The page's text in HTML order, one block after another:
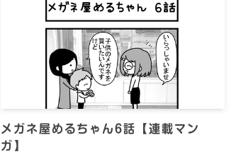
メガネ屋めるちゃん6話【連載マン
ガ】